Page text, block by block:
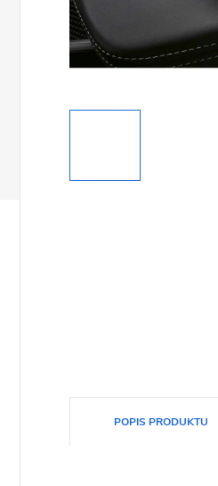
POPIS PRODUKTU